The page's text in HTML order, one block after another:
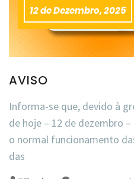
12 de Dezembro, 2025
AVISO
Informa-se que, devido à
de hoje – 12 de dezembro
o normal funcionamento
das